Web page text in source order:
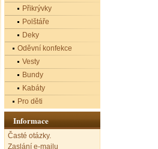
Přikrývky
Polštáře
Deky
Oděvní konfekce
Vesty
Bundy
Kabáty
Pro děti
Informace
Časté otázky.
Zaslání e-mailu